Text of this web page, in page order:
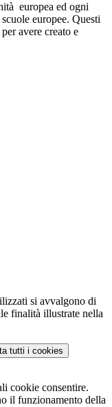
europea ed ogni
europee. Questi
avere creato e
si avvalgono di
finalità illustrate nella
tutti i cookies
cookie consentire.
il funzionamento della